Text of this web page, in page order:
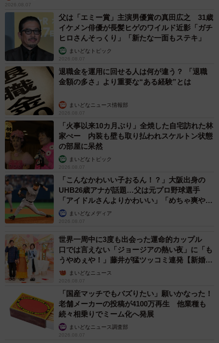
2026.08.07
父は「エミー賞」主演男優賞の真田広之 31歳
イケメン俳優が長髪ヒゲのワイルド近影「ガチ
ヒロさんそっくり」「新たな一面もステキ」
まいどなトピック
2026.08.07
退職金を運用に回せる人は何が違う？ 「退職
金額の多さ」より重要な“ある経験”とは
まいどなニュース情報部
2026.08.07
「火事以来10カ月ぶり」全焼した自宅訪れた林
家ぺー 内装も壁も取り払われスケルトン状態
の部屋に呆然
まいどなトピック
2026.08.07
「こんなかわいい子おるん！？」大阪出身の
UHB26歳アナが話題…父は元プロ野球選手
「アイドルさんよりかわいい」「めちゃ爽や
か」まいどなメディア
2026.08.07
世界一周中に3度も出会った運命的カップル
口では言えない「ジョージアの熱い夜」に「も
うやめぇや！」藤井が猛ツッコミ連発【新婚さ
ん】まいどなニュース
2026.08.07
「国産マッチでもバズりたい」願いかなった！
老舗メーカーの投稿が4100万再生 他業種も
続々相乗りでミーム化へ発展
まいどなニュース調査部
2026.08.07